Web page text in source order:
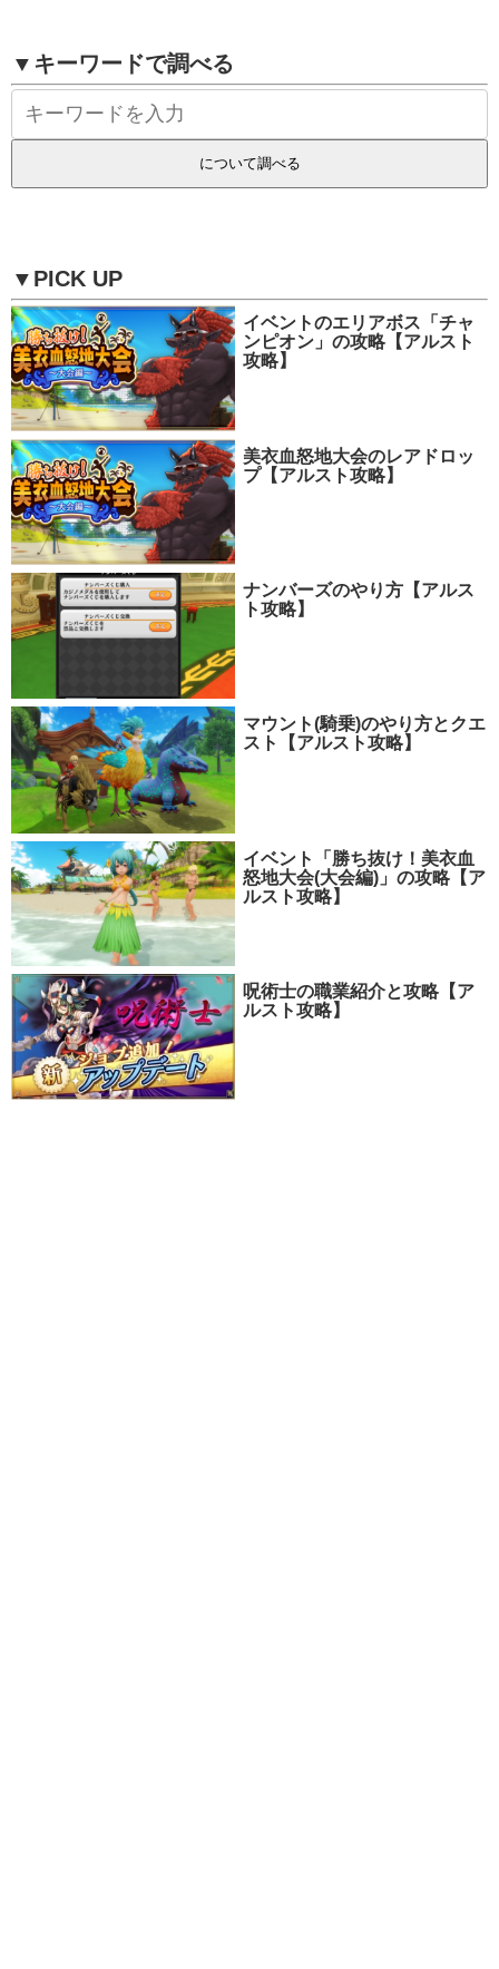
▼キーワードで調べる
▼PICK UP
イベントのエリアボス「チャ
ンピオン」の攻略【アルスト
攻略】
美衣血怒地大会のレアドロッ
プ【アルスト攻略】
ナンバーズのやり方【アルス
ト攻略】
マウント(騎乗)のやり方とクエ
スト【アルスト攻略】
イベント「勝ち抜け！美衣血
怒地大会(大会編)」の攻略【ア
ルスト攻略】
呪術士の職業紹介と攻略【ア
ルスト攻略】